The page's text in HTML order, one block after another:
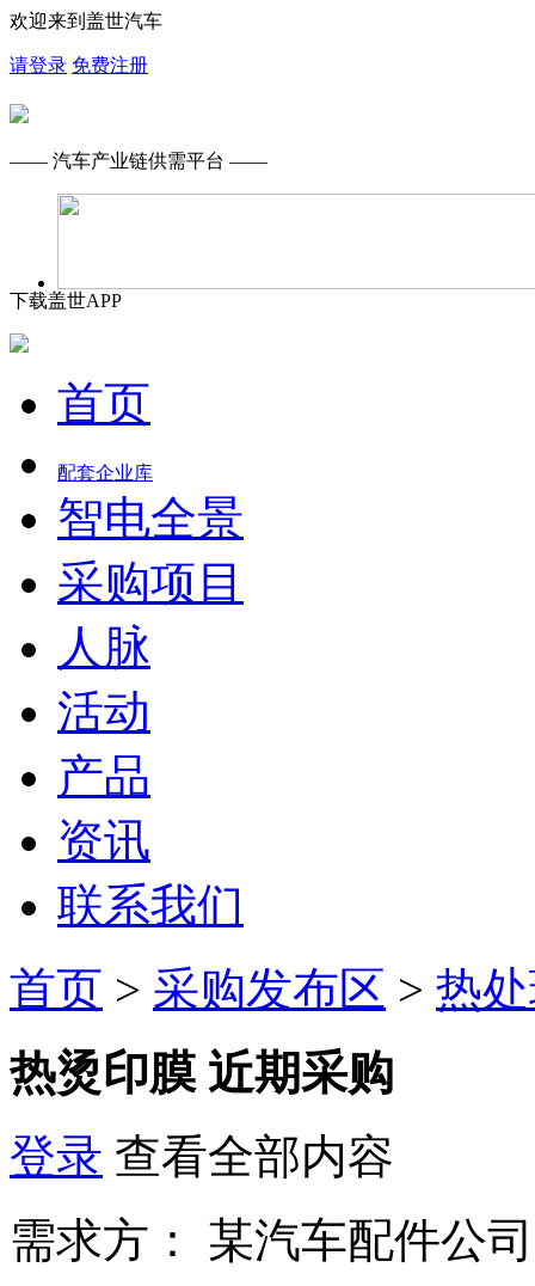
欢迎来到盖世汽车
请登录 免费注册
—— 汽车产业链供需平台 ——
下载盖世APP
首页
配套企业库
智电全景
采购项目
人脉
活动
产品
资讯
联系我们
首页 > 采购发布区 > 热
热烫印膜 近期采购
登录 查看全部内容
需求方：
某汽车配件公司